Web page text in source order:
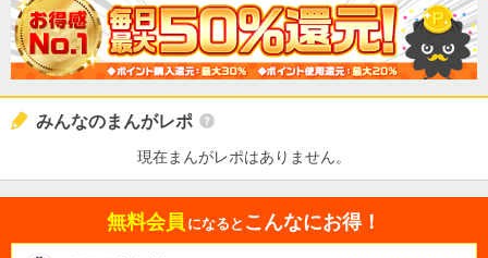
みんなのまんがレポ
現在まんがレポはありません。
無料会員 になると こんなにお得！